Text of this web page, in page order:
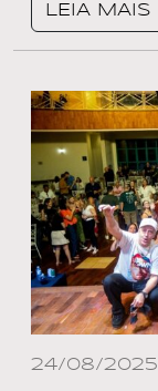
LEIA MAIS
24/08/2025